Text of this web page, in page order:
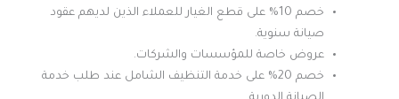
خصم 10% على قطع الغيار للعملاء الذين لديهم عقود
صيانة سنوية.
عروض خاصة للمؤسسات والشركات.
خصم 20% على خدمة التنظيف الشامل عند طلب خدمة